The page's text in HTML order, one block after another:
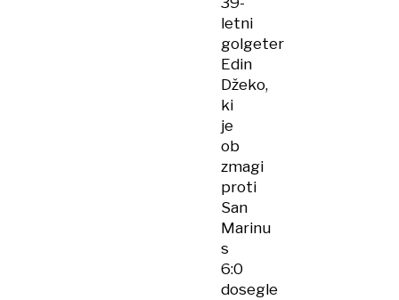
letni
golgeter
Edin
Džeko,
ki
je
ob
zmagi
proti
San
Marinu
s
6:0
dosegle